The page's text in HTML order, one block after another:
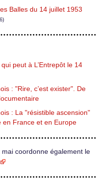
Balles du 14 juillet 1953
peut à L’Entrepôt le 14
: "Rire, c’est exister". De
: La "résistible ascension"
en France et en Europe
coordonne également le